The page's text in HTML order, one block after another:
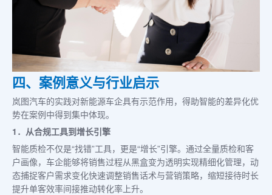
四、案例意义与行业启示
岚图汽车的实践对新能源车企具有示范作用，得助智能的差异化优
势在案例中得到集中体现。
1．从合规工具到增长引擎
智能质检不仅是“找错”工具，更是“增长”引擎。通过全量质检和客
户画像，车企能够将销售过程从黑盒变为透明实现精细化管理，动
态捕捉客户需求变化快速调整销售话术与营销策略，缩短接待时长
提升单客效率间接推动转化率上升。